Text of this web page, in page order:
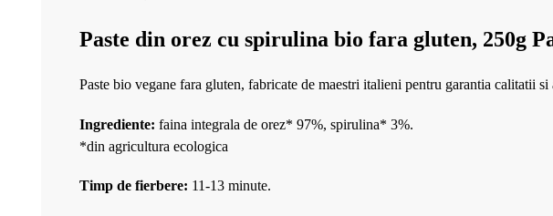
Paste din orez cu spirulina bio fara gluten, 250g
Paste bio vegane fara gluten, fabricate de maestri italieni pentru garantia calitatii si
Ingrediente: faina integrala de orez* 97%, spirulina* 3%.
*din agricultura ecologica
Timp de fierbere: 11-13 minute.